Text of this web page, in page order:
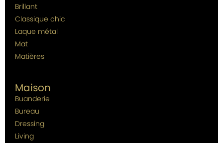
Brillant
Classique chic
Laque métal
Mat
Matières
Maison
Buanderie
Bureau
Dressing
Living